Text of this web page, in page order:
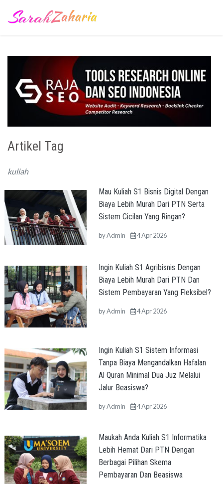
Artikel Tag
kuliah
Mau Kuliah S1 Bisnis Digital Dengan
Biaya Lebih Murah Dari PTN Serta
Sistem Cicilan Yang Ringan?
byAdmin 4 Apr 2026
Ingin Kuliah S1 Agribisnis Dengan
Biaya Lebih Murah Dari PTN Dan
Sistem Pembayaran Yang Fleksibel?
byAdmin 4 Apr 2026
Ingin Kuliah S1 Sistem Informasi
Tanpa Biaya Mengandalkan Hafalan
Al Quran Minimal Dua Juz Melalui
Jalur Beasiswa?
byAdmin 4 Apr 2026
Maukah Anda Kuliah S1 Informatika
Lebih Hemat Dari PTN Dengan
Berbagai Pilihan Skema
Pembayaran Dan Beasiswa